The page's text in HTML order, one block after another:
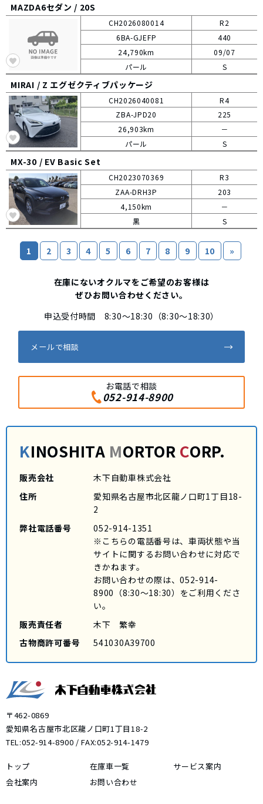
MAZDA6セダン / 20S
CH2026080014
R2
6BA-GJEFP
440
09/07
24,790km
パール
S
MIRAI / Z エグゼクティブパッケージ
CH2026040081
R4
ZBA-JPD20
225
－
26,903km
パール
S
MX-30 / EV Basic Set
CH2023070369
R3
ZAA-DRH3P
203
－
4,150km
黒
S
1 2 3 4 5 6 7 8 9 10 »
在庫にないオクルマをご希望のお客様は
ぜひお問い合わせください。
申込受付時間 8:30～18:30（8:30～18:30）
メールで相談
お電話で相談
052-914-8900
KINOSHITA MORTOR CORP.
販売会社
木下自動車株式会社
住所
愛知県名古屋市北区龍ノ口町1丁目18-
2
弊社電話番号
052-914-1351
※こちらの電話番号は、車両状態や当
サイトに関するお問い合わせに対応で
きかねます。
お問い合わせの際は、052-914-
8900 （8:30～18:30）をご利用くださ
い。
販売責任者
木下 繁幸
古物商許可番号
541030A39700
〒462-0869
愛知県名古屋市北区龍ノ口町1丁目18-2
TEL:052-914-8900 / FAX:052-914-1479
トップ 在庫車一覧
サービス案内
会社案内
お問い合わせ